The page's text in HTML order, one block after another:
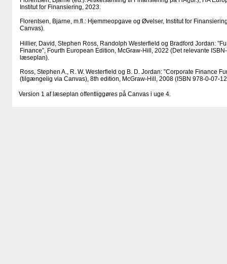
Institut for Finansiering, 2023.
Florentsen, Bjarne, m.fl.: Hjemmeopgave og Øvelser, Institut for
Canvas).
Hillier, David, Stephen Ross, Randolph Westerfield og Bradford Jordan:
Finance”, Fourth European Edition, McGraw-Hill, 2022 (Det relevante
læseplan).
Ross, Stephen A., R. W. Westerfield og B. D. Jordan: ”Corporate Finance
(tilgængelig via Canvas), 8th edition, McGraw-Hill, 2008 (ISBN 978-0-07-
Version 1 af læseplan offentliggøres på Canvas i uge 4.